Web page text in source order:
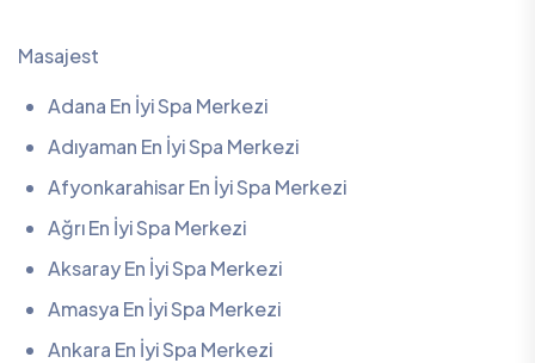
Masajest
Adana En İyi Spa Merkezi
Adıyaman En İyi Spa Merkezi
Afyonkarahisar En İyi Spa Merkezi
Ağrı En İyi Spa Merkezi
Aksaray En İyi Spa Merkezi
Amasya En İyi Spa Merkezi
Ankara En İyi Spa Merkezi